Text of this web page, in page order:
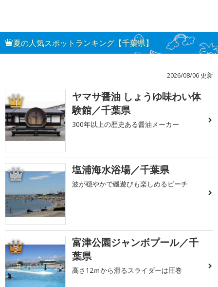
夏の人気スポットランキング【千葉県】
2026/08/06 更新
1
ヤマサ醤油 しょうゆ味わい体
験館／千葉県
300年以上の歴史ある醤油メーカー
2 塩浦海水浴場／千葉県
波が穏やかで磯遊びも楽しめるビーチ
3
富津公園ジャンボプール／千
葉県
高さ12ｍから滑るスライダーは圧巻